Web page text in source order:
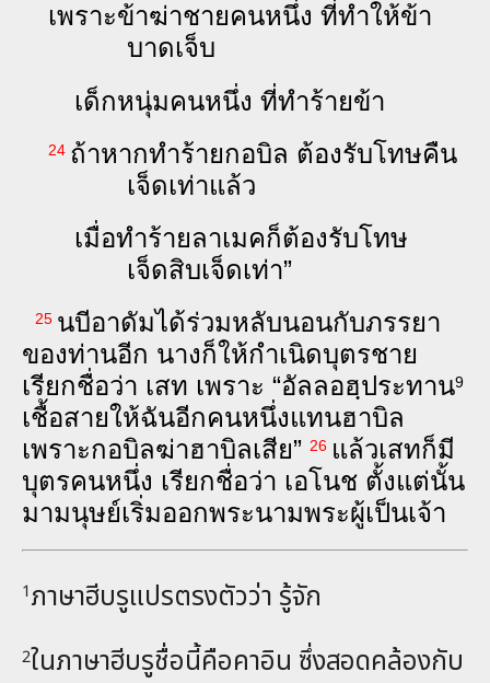
เพราะ​ข้า​ฆ่า​ชาย​คน​หนึ่ง ที่​ทำ​ให้​ข้า​
บาด‍เจ็บ
เด็ก‍หนุ่ม​คน​หนึ่ง ที่​ทำ‍ร้าย​ข้า
24 ถ้า​หาก​ทำ‍ร้าย​กอ‌บิล ต้อง​รับ‍โทษ​คืน​
เจ็ด​เท่า​แล้ว
เมื่อ​ทำ‍ร้าย​ลา‌เมค​ก็​ต้อง​รับ‍โทษ​
เจ็ด‍สิบ‍เจ็ด​เท่า”
25 นบี​อา‌ดัม​ได้​ร่วม​หลับ‍นอน​กับ​ภรรยา​
ของ​ท่าน​อีก นาง​ก็​ให้​กำ‌เนิด​บุตร‍ชาย
เรียก​ชื่อ​ว่า เสท เพราะ “อัล‌ลอฮฺ​ประ‌ทาน9
เชื้อ‍สาย​ให้​ฉัน​อีก‍คน‍หนึ่ง​แทน​ฮา‌บิล​
เพราะ​กอ‌บิล​ฆ่า​ฮา‌บิล​เสีย” 26 แล้ว​เสท​ก็​มี​
บุตร​คน​หนึ่ง เรียก​ชื่อ​ว่า เอ‌โนช ตั้ง‍แต่​นั้น​
มา​มนุษย์​เริ่ม​ออก​พระ‍นาม​พระ‍ผู้‍เป็น‍เจ้า
1ภาษาฮีบรูแปรตรงตัวว่า รู้จัก
2ในภาษาฮีบรูชื่อนี้คือคาอิน ซึ่งสอดคล้องกับ